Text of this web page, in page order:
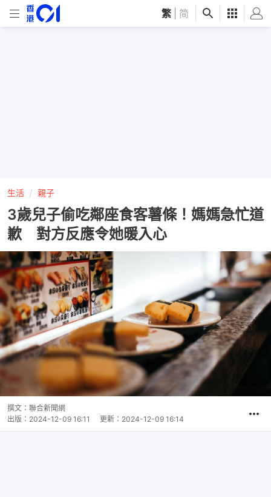
繁 简
生活 親子
3歲兒子偷吃鄰座食客薯條！媽媽急忙道
歉 對方反應令她暖入心
撰文： 聯合新聞網
出版： 2024-12-09 16:11 更新： 2024-12-09 16:14